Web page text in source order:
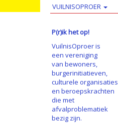
VUILNISOPROER
P(r)ik het op!
VuilnisOproer is
een vereniging
van bewoners,
burgerinitiatieven,
culturele organisaties
en beroepskrachten
die met
afvalproblematiek
bezig zijn.